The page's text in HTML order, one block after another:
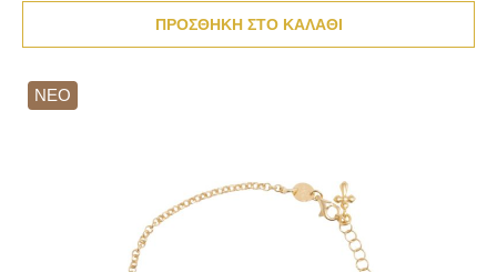
ΠΡΟΣΘΗΚΗ ΣΤΟ ΚΑΛΑΘΙ
ΝΕΟ